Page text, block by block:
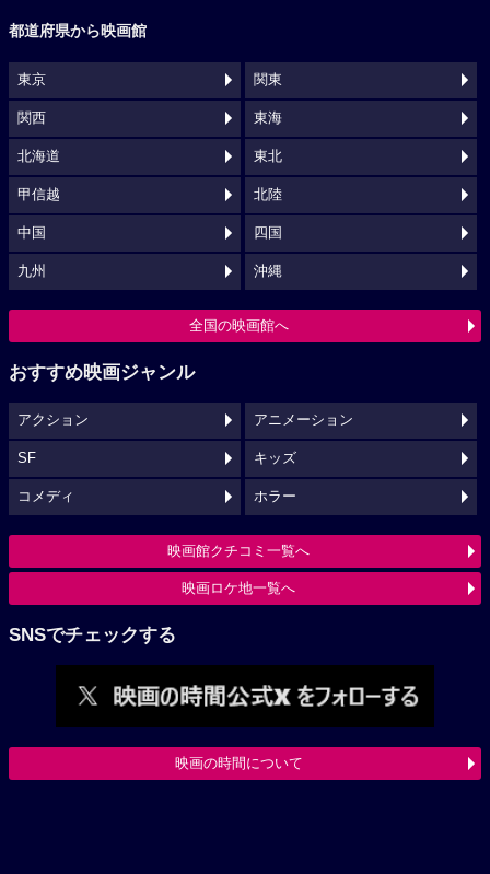
都道府県から映画館
東京 関東
関西 東海
北海道 東北
甲信越 北陸
中国 四国
九州 沖縄
全国の映画館へ
おすすめ映画ジャンル
アクション アニメーション
SF キッズ
コメディ ホラー
映画館クチコミ一覧へ
映画ロケ地一覧へ
SNSでチェックする
映画の時間について